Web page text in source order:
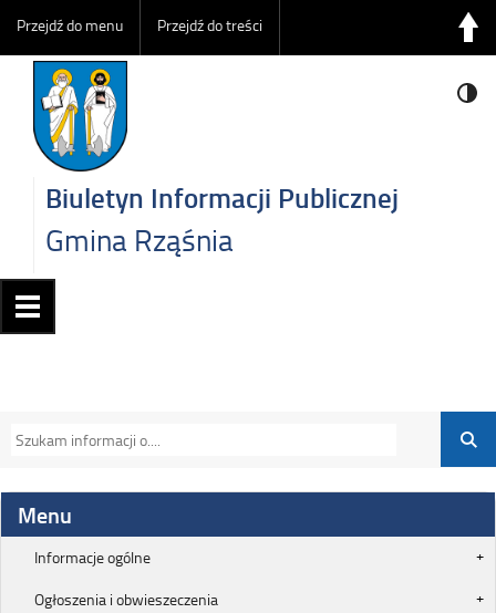
Przejdź do menu Przejdź do treści
Biuletyn Informacji Publicznej
Gmina Rząśnia
Menu
Informacje ogólne
Ogłoszenia i obwieszeczenia